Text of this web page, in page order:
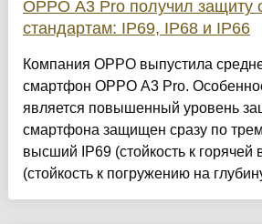
OPPO A3 Pro получил защиту
стандартам: IP69, IP68 и IP66
Компания OPPO выпустила
смартфон OPPO A3 Pro.
является повышенный уровень
смартфона защищен сразу по
высший IP69 (стойкость к горячей
(стойкость к погружению на